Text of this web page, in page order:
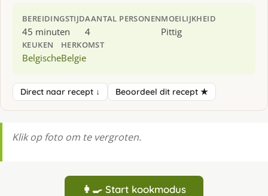
BEREIDINGSTIJD
45 minuten
AANTAL PERSONEN
4
MOEILIJKHEID
Pittig
KEUKEN
Belgische
HERKOMST
Belgie
Direct naar recept ↓ Beoordeel dit recept ★
Klik op foto om te vergroten.
👩‍🍳 Start kookmodus